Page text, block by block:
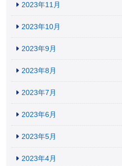
2023年11月
2023年10月
2023年9月
2023年8月
2023年7月
2023年6月
2023年5月
2023年4月